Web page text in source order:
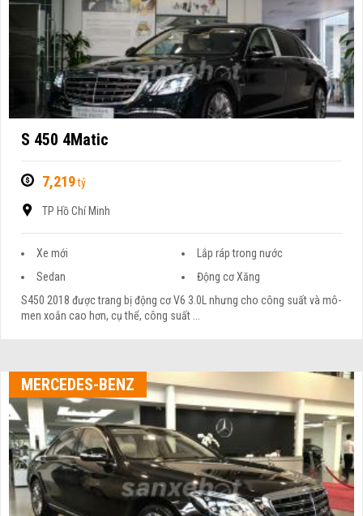
S 450 4Matic
7,219tỷ
TP Hồ Chí Minh
Xe mới
Lắp ráp trong nước
Sedan
Động cơ Xăng
S450 2018 được trang bị động cơ V6 3.0L nhưng cho công suất và mô-
men xoắn cao hơn, cụ thể, công suất ...
MERCEDES-BENZ